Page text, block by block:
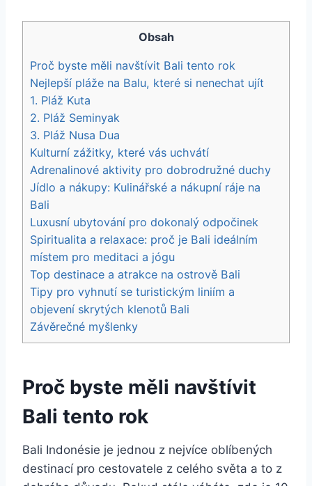
Obsah
Proč byste měli navštívit Bali tento rok
Nejlepší pláže na Balu, které si nenechat ujít
1. Pláž Kuta
2. Pláž Seminyak
3. Pláž Nusa Dua
Kulturní zážitky, které vás uchvátí
Adrenalinové aktivity pro dobrodružné duchy
Jídlo a nákupy: Kulinářské a nákupní ráje na
Bali
Luxusní ubytování pro dokonalý odpočinek
Spiritualita a relaxace: proč je Bali ideálním
místem pro meditaci a jógu
Top destinace a atrakce na ostrově Bali
Tipy pro vyhnutí se turistickým liniím a
objevení skrytých klenotů Bali
Závěrečné myšlenky
Proč byste měli navštívit
Bali tento rok
Bali Indonésie je jednou z nejvíce oblíbených
destinací pro cestovatele z celého světa a to z